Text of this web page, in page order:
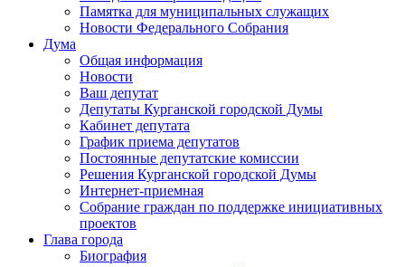
Памятка для муниципальных служащих
Новости Федерального Cобрания
Дума
Общая информация
Новости
Ваш депутат
Депутаты Курганской городской Думы
Кабинет депутата
График приема депутатов
Постоянные депутатские комиссии
Решения Курганской городской Думы
Интернет-приемная
Собрание граждан по поддержке инициативных
проектов
Глава города
Биография